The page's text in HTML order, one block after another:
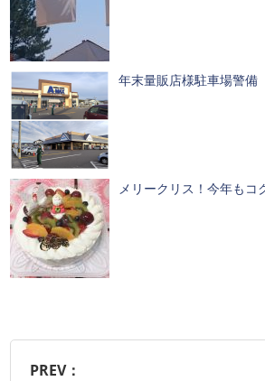
年末量販店様駐車場警
メリークリス！今年もコ
PREV：